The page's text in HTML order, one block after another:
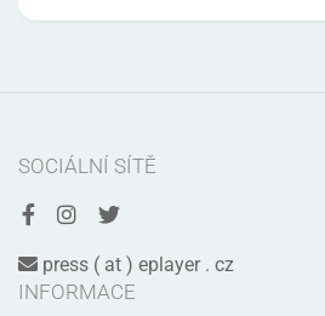
SOCIÁLNÍ SÍTĚ
press ( at ) eplayer . cz
INFORMACE